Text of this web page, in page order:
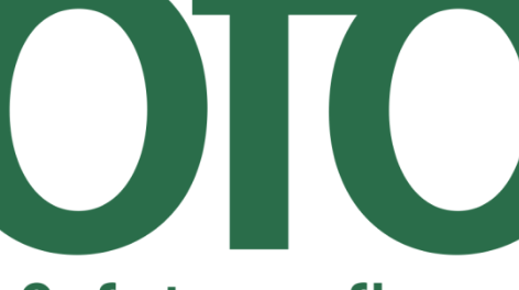
vez que eu comentar.